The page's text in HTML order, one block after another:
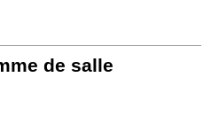
de salle